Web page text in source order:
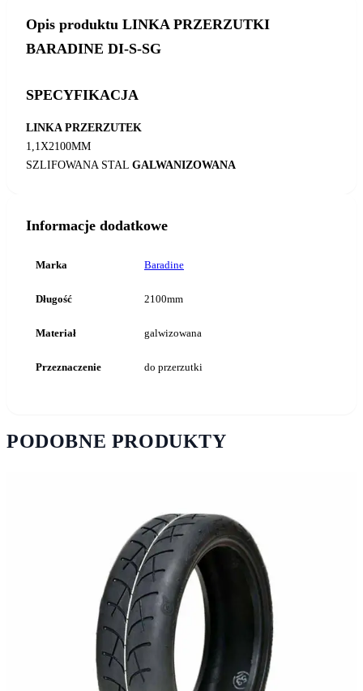
Opis produktu LINKA PRZERZUTKI
BARADINE DI-S-SG
SPECYFIKACJA
LINKA PRZERZUTEK
1,1X2100MM
SZLIFOWANA STAL GALWANIZOWANA
Informacje dodatkowe
Marka Baradine
Długość 2100mm
Materiał galwizowana
Przeznaczenie do przerzutki
PODOBNE PRODUKTY